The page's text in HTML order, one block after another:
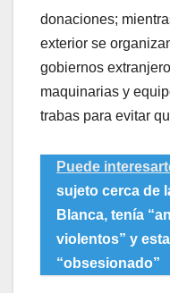
donaciones;
exterior se
gobiernos
maquinarias y
trabas para evitar
Puede
sujeto cerca de
Blanca, tenía
violentos” y
“obsesionado”